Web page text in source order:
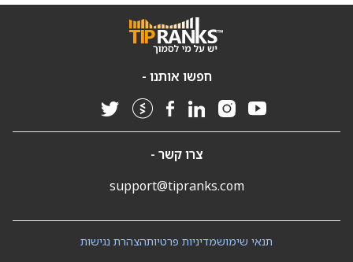
חפשו אותנו -
צרו קשר -
support@tipranks.com
הצהרת נגישותמדיניות פרטיותתנאי שימוש